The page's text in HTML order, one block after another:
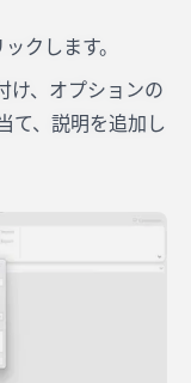
クします。
け、オプションの
て、説明を追加し